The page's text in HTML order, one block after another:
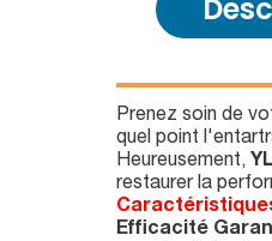
Prenez soin de
quel point
Heureusement,
restaurer la
Efficacité